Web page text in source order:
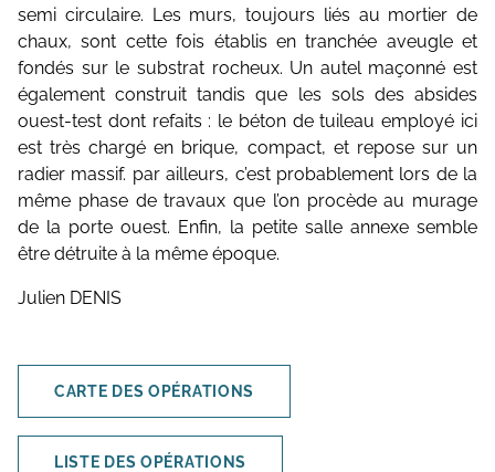
semi circulaire. Les murs, toujours liés au mortier de
chaux, sont cette fois établis en tranchée aveugle et
fondés sur le substrat rocheux. Un autel maçonné est
également construit tandis que les sols des absides
ouest-test dont refaits : le béton de tuileau employé ici
est très chargé en brique, compact, et repose sur un
radier massif. par ailleurs, c’est probablement lors de la
même phase de travaux que l’on procède au murage
de la porte ouest. Enfin, la petite salle annexe semble
être détruite à la même époque.
Julien DENIS
CARTE DES OPÉRATIONS
LISTE DES OPÉRATIONS